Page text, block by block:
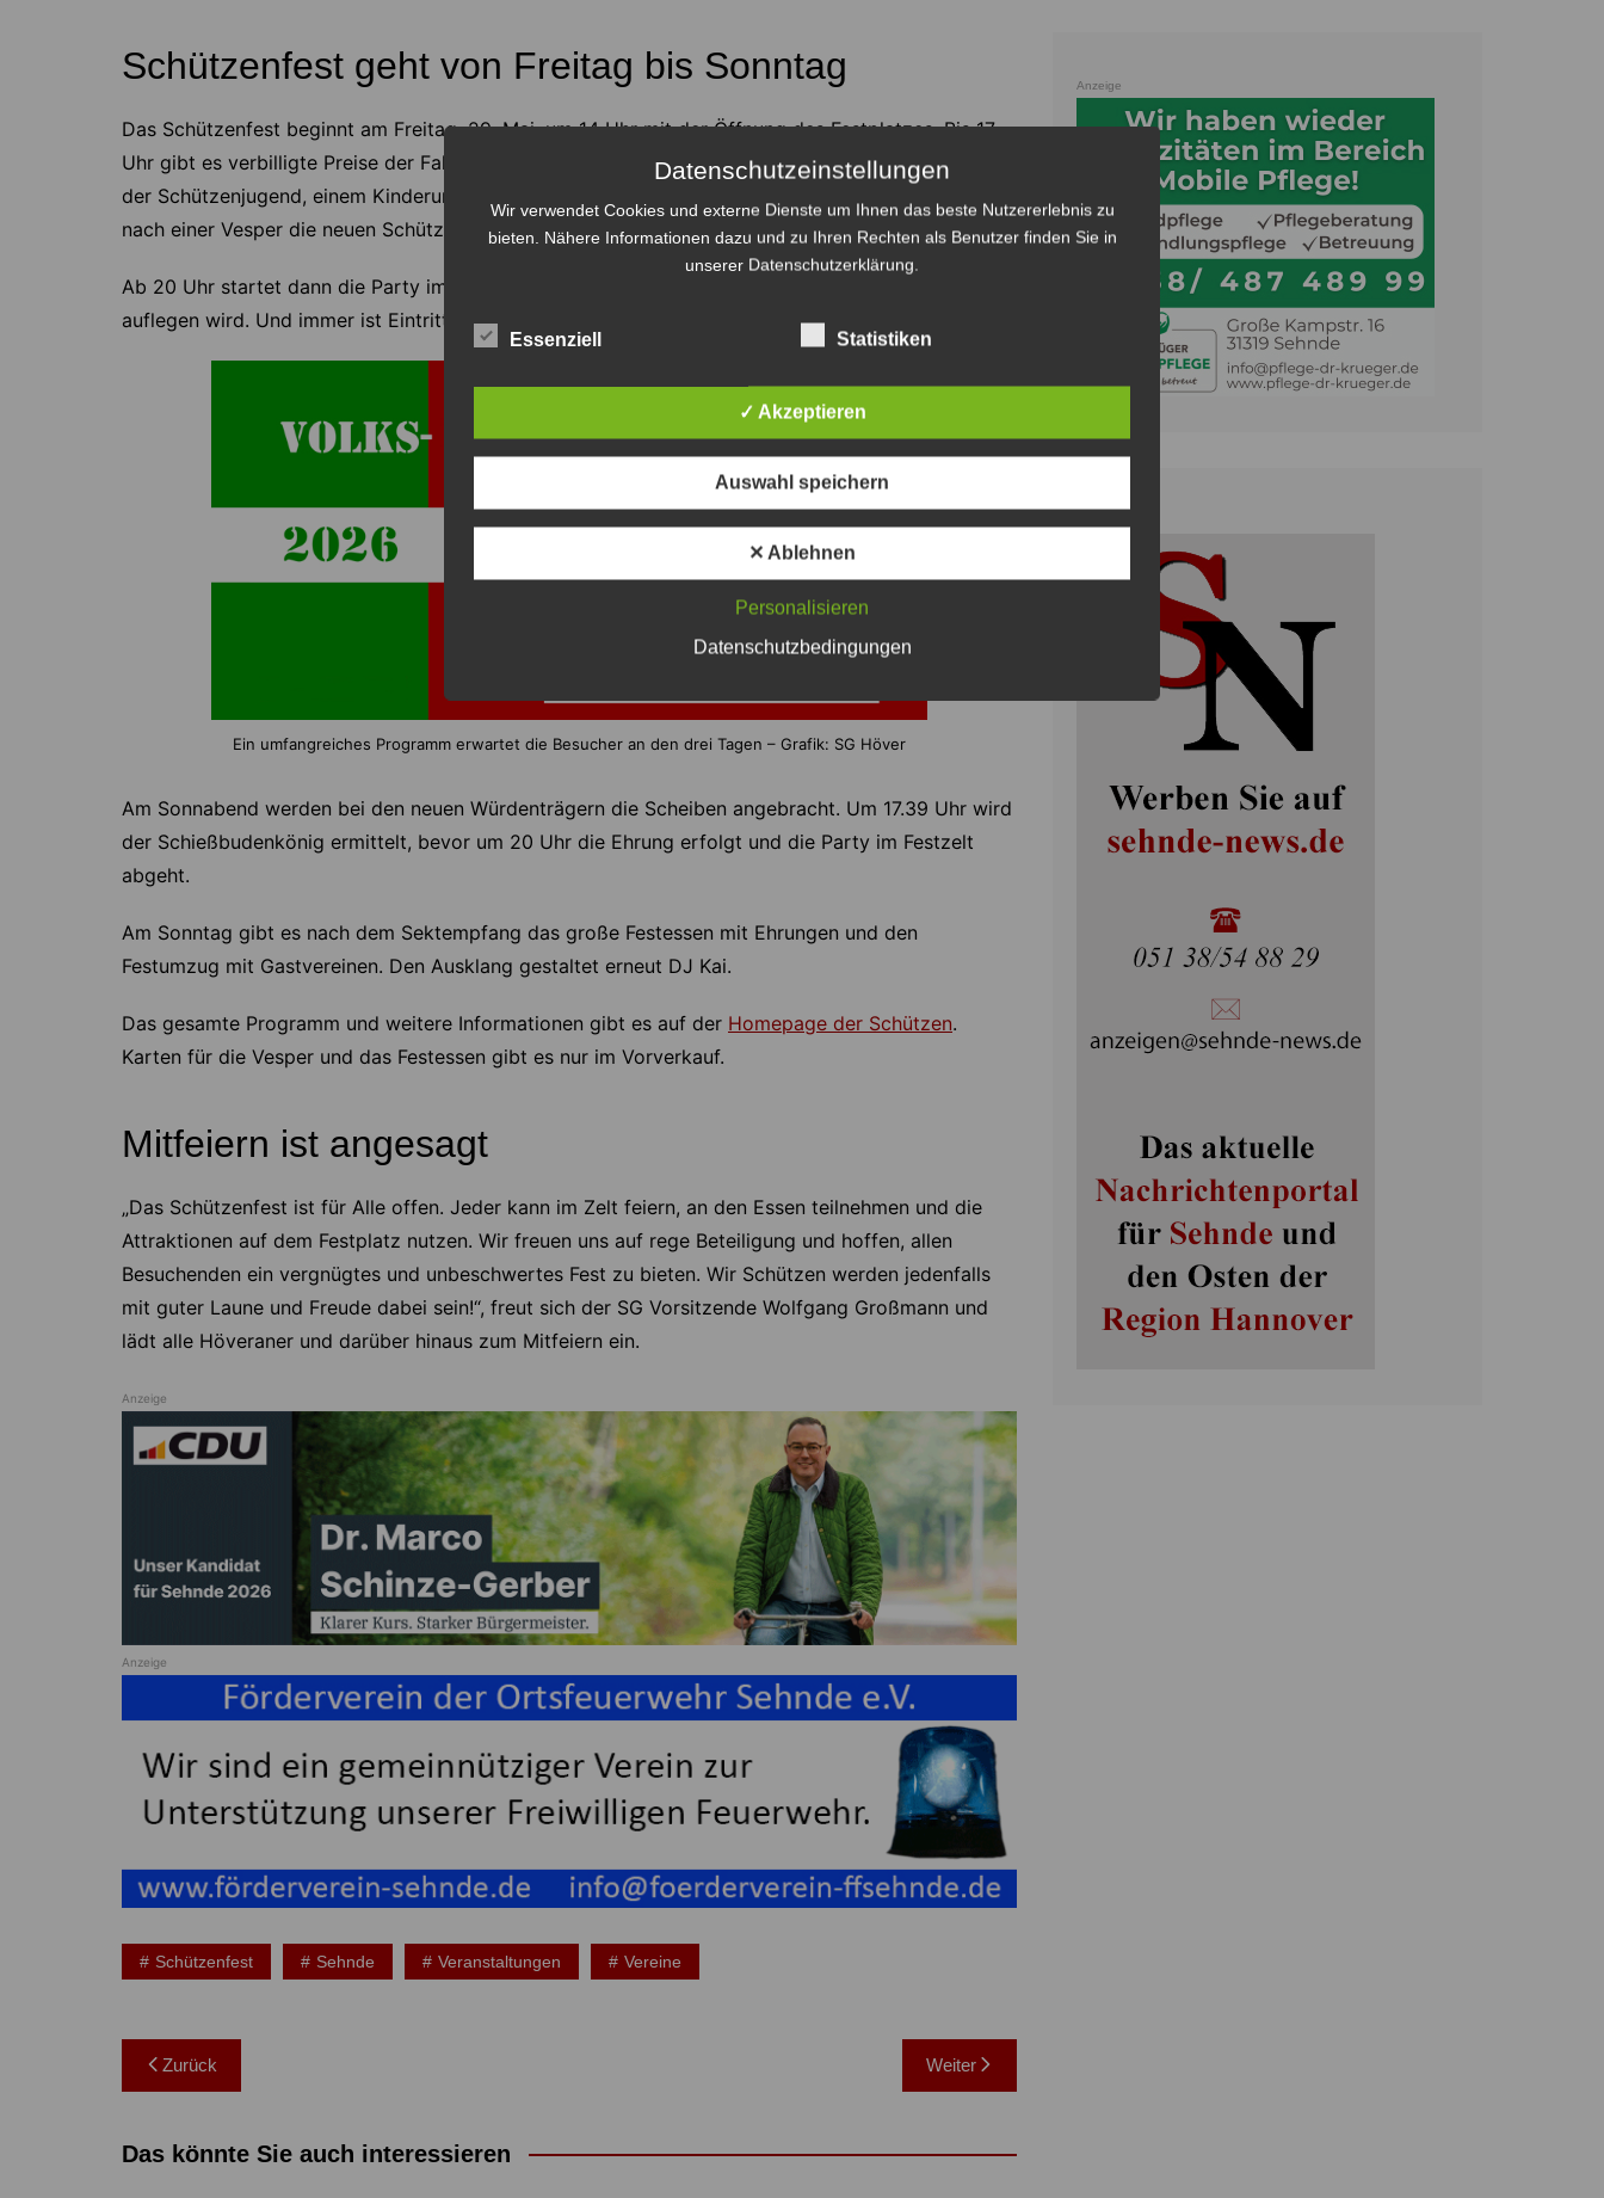
Schützenfest geht von Freitag bis Sonntag
Das Schützenfest beginnt am Freitag, 29. Mai, um 14 Uhr mit der Öffnung des Festplatzes. Bis 17
Uhr gibt es verbilligte Preise der Fahrgeschäfte. Weiter geht es mit einer Kaffeetafel, Vorführungen
der Schützenjugend, einem Kinderumzug und dem Abholen der Majestäten 2025, bevor ab 19 Uhr
nach einer Vesper die neuen Schützenköniginnen und -könige proklamiert werden.
Ab 20 Uhr startet dann die Party im Zelt mit DJ Kai, der auch an den nächsten beiden Tagen
auflegen wird. Und immer ist Eintritt frei.
Ein umfangreiches Programm erwartet die Besucher an den drei Tagen – Grafik: SG Höver
Am Sonnabend werden bei den neuen Würdenträgern die Scheiben angebracht. Um 17.39 Uhr wird
der Schießbudenkönig ermittelt, bevor um 20 Uhr die Ehrung erfolgt und die Party im Festzelt
abgeht.
Am Sonntag gibt es nach dem Sektempfang das große Festessen mit Ehrungen und den
Festumzug mit Gastvereinen. Den Ausklang gestaltet erneut DJ Kai.
Das gesamte Programm und weitere Informationen gibt es auf der Homepage der Schützen.
Karten für die Vesper und das Festessen gibt es nur im Vorverkauf.
Mitfeiern ist angesagt
„Das Schützenfest ist für Alle offen. Jeder kann im Zelt feiern, an den Essen teilnehmen und die
Attraktionen auf dem Festplatz nutzen. Wir freuen uns auf rege Beteiligung und hoffen, allen
Besuchenden ein vergnügtes und unbeschwertes Fest zu bieten. Wir Schützen werden jedenfalls
mit guter Laune und Freude dabei sein!“, freut sich der SG Vorsitzende Wolfgang Großmann und
lädt alle Höveraner und darüber hinaus zum Mitfeiern ein.
Anzeige
Anzeige
Schützenfest Sehnde Veranstaltungen Vereine
Beitragsnavigation
Zurück Weiter
Das könnte Sie auch interessieren
Anzeige
Datenschutzeinstellungen
Wir verwendet Cookies und externe Dienste um Ihnen das beste Nutzererlebnis zu
bieten. Nähere Informationen dazu und zu Ihren Rechten als Benutzer finden Sie in
unserer Datenschutzerklärung.
Essenziell Statistiken
✓ Akzeptieren
Auswahl speichern
✕ Ablehnen
Personalisieren
Datenschutzbedingungen